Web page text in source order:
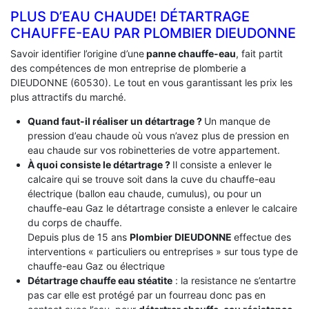
PLUS D’EAU CHAUDE! DÉTARTRAGE
CHAUFFE-EAU PAR PLOMBIER DIEUDONNE
Savoir identifier l’origine d’unepanne chauffe-eau, fait partit
des compétences de mon entreprise de plomberie a
DIEUDONNE (60530). Le tout en vous garantissant les prix les
plus attractifs du marché.
Quand faut-il réaliser un détartrage ? Un manque de
pression d’eau chaude où vous n’avez plus de pression en
eau chaude sur vos robinetteries de votre appartement.
À quoi consiste le détartrage ? Il consiste a enlever le
calcaire qui se trouve soit dans la cuve du chauffe-eau
électrique (ballon eau chaude, cumulus), ou pour un
chauffe-eau Gaz le détartrage consiste a enlever le calcaire
du corps de chauffe.
Depuis plus de 15 ans Plombier DIEUDONNE effectue des
interventions « particuliers ou entreprises » sur tous type de
chauffe-eau Gaz ou électrique
Détartrage chauffe eau stéatite: la resistance ne s’entartre
pas car elle est protégé par un fourreau donc pas en